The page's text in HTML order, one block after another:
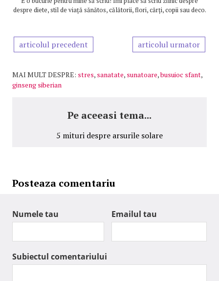
despre diete, stil de viață sănătos, călătorii, flori, cărți, copii sau deco.
articolul precedent articolul urmator
MAI MULT DESPRE: stres, sanatate, sunatoare,busuioc sfant,
ginseng siberian
Pe aceeasi tema...
5 mituri despre arsurile solare
Posteaza comentariu
Numele tau Emailul tau
Subiectul comentariului